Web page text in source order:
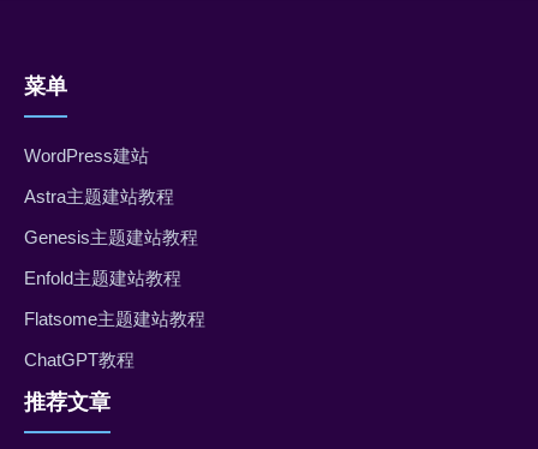
菜单
WordPress建站
Astra主题建站教程
Genesis主题建站教程
Enfold主题建站教程
Flatsome主题建站教程
ChatGPT教程
推荐文章